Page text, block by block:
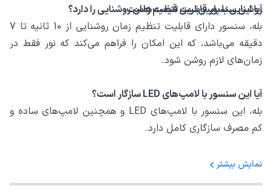
روشنایی با پایین‌ترین قیمت‌هاست.
آیا این سنسور قابلیت تنظیم زمان روشنایی را دارد؟
بله، سنسور دارای قابلیت تنظیم زمان روشنایی از 10 ثانیه تا 7
دقیقه می‌باشد، که این امکان را فراهم می‌کند که نور فقط در
زمان‌های لازم روشن شود.
آیا این سنسور با لامپ‌های LED سازگار است؟
بله، این سنسور با لامپ‌های LED و همچنین لامپ‌های ساده و
کم مصرف سازگاری کامل دارد.
آیا می‌توان این سنسور را در ارتفاع‌های مختلف نصب کرد؟
نمایش بیشتر